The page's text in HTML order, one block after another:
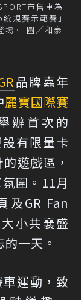
市售車為
規賽示範賽」
場。 圖／和泰
品牌嘉年
麗寶國際賽
辦首次的
有限量卡
遊戲區，
圍。11月
及GR Fan
小共襄盛
一天。
運動，致